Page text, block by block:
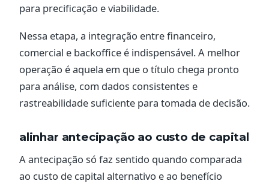
para precificação e viabilidade.
Nessa etapa, a integração entre financeiro,
comercial e backoffice é indispensável. A melhor
operação é aquela em que o título chega pronto
para análise, com dados consistentes e
rastreabilidade suficiente para tomada de decisão.
alinhar antecipação ao custo de capital
A antecipação só faz sentido quando comparada
ao custo de capital alternativo e ao benefício